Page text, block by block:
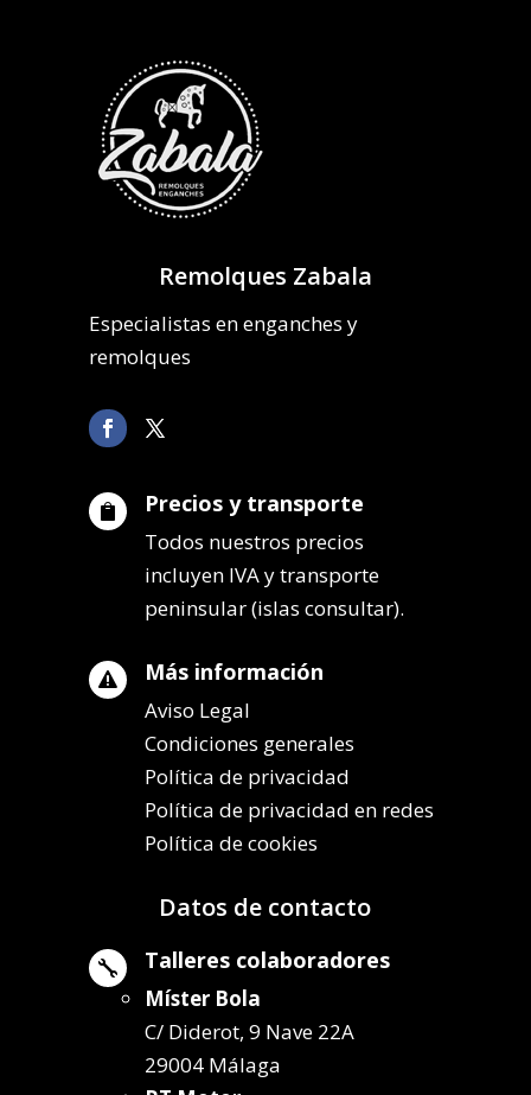
Remolques Zabala
Especialistas en enganches y
remolques
 Precios y transporte
Todos nuestros precios
incluyen IVA y transporte
peninsular (islas consultar).
 Más información
Aviso Legal
Condiciones generales
Política de privacidad
Política de privacidad en redes
Política de cookies
Datos de contacto
 Talleres colaboradores
Míster Bola
C/ Diderot, 9 Nave 22A
29004 Málaga